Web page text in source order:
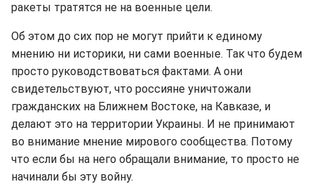
ракеты тратятся не на военные цели.
Об этом до сих пор не могут прийти к единому
мнению ни историки, ни сами военные. Так что будем
просто руководствоваться фактами. А они
свидетельствуют, что россияне уничтожали
гражданских на Ближнем Востоке, на Кавказе, и
делают это на территории Украины. И не принимают
во внимание мнение мирового сообщества. Потому
что если бы на него обращали внимание, то просто не
начинали бы эту войну.